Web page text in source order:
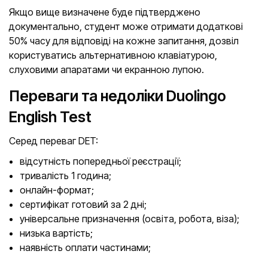
Якщо вище визначене буде підтверджено
документально, студент може отримати додаткові
50% часу для відповіді на кожне запитання, дозвіл
користуватись альтернативною клавіатурою,
слуховими апаратами чи екранною лупою.
Переваги та недоліки Duolingo
English Test
Серед переваг DET:
відсутність попередньої реєстрації;
тривалість 1 година;
онлайн-формат;
сертифікат готовий за 2 дні;
універсальне призначення (освіта, робота, віза);
низька вартість;
наявність оплати частинами;